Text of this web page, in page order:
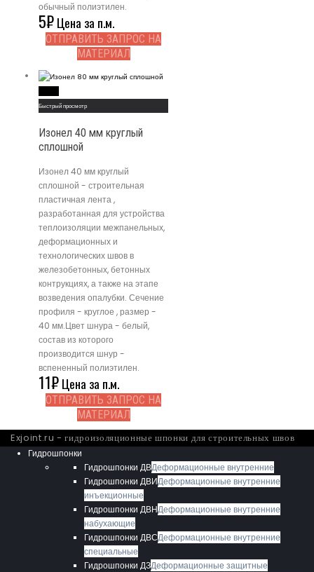
обычный полиэтилен.
5₽Цена за п.м.
ОТПРАВИТЬ ЗАПРОС НА
МАТЕРИАЛ
Быстрый просмотр
Изонел 40 мм круглый
сплошной
Изонел 40 мм круглый
сплошной - строительная
пластичная лента ,
разработанная для устройства
теплоизоляции межпанельных,
деформационных и
технологических швов в
железобетонных, бетонных
контрукциях, а также на этапе
возведения опалубки. Сечение
профиля - круглое , размер -
40 мм.Цвет шнура - белый,
состав из которого
производится шнур -
вспененный полиэтилен.
11₽Цена за п.м.
ОТПРАВИТЬ ЗАПРОС НА
МАТЕРИАЛ
Exjoint.ru - гидроизоляционные шпонки для строительных швов
Гидрошпонки
Гидрошпонки ДВДеформационные внутренние
Гидрошпонки ДВИДеформационные внутренние
инъекционные
Гидрошпонки ДВНДеформационные внутренние
набухающие
Гидрошпонки ДВСДеформационные внутренние
специальные
Гидрошпонки ДЗДеформационные защитные